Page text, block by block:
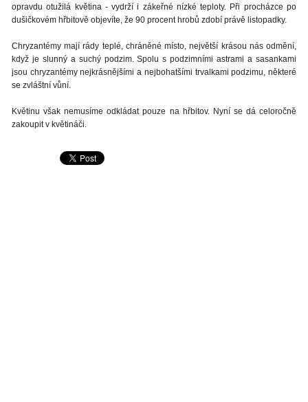
opravdu otužilá květina - vydrží i zákeřné nízké teploty. Při procházce po
dušičkovém hřbitově objevíte, že 90 procent hrobů zdobí právě listopadky.
Chryzantémy mají rády teplé, chráněné místo, největší krásou nás odmění,
když je slunný a suchý podzim. Spolu s podzimními astrami a sasankami
jsou chryzantémy nejkrásnějšími a nejbohatšími trvalkami podzimu, některé
se zvláštní vůní.
Květinu však nemusíme odkládat pouze na hřbitov. Nyní se dá celoročně
zakoupit v květináči.